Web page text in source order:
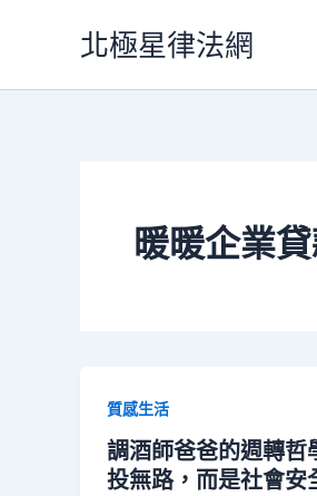
北極星律法網
暖暖企業
質感生活
調酒師爸爸的週轉哲
投無路，而是社會安